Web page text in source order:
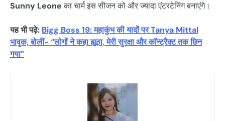
Sunny Leoneका चार्म इस सीजन को और ज्यादा एंटरटेनिंग बनाएंगे।
यह भी पढ़े: Bigg Boss 19: महाकुंभ की यादों पर Tanya Mittal
भावुक, बोलीं- “लोगों ने कहा झूठा, मेरी सुरक्षा और कॉन्ट्रैक्ट तक छिन
गया”